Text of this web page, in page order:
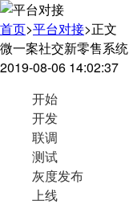
首页>平台对接>正文
微一案社交新零售系统
2019-08-06 14:02:37
开始
开发
联调
测试
灰度发布
上线